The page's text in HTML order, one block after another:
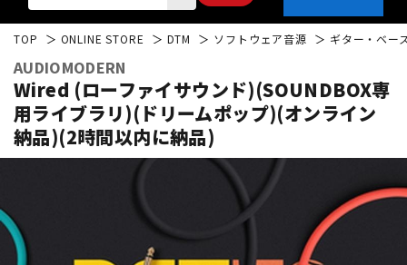
エレキギター
TOP ONLINE STORE DTM ソフトウェア音源 ギター・ベー
AUDIOMODERN
Wired (ローファイサウンド)(SOUNDBOX専
用ライブラリ)(ドリームポップ)(オンライン
納品)(2時間以内に納品)